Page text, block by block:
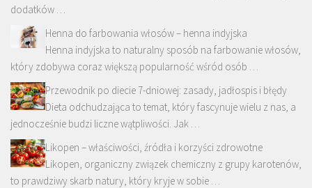
dodatków …
Henna do farbowania włosów – henna indyjska
Henna indyjska to naturalny sposób na farbowanie włosów,
który zdobywa coraz większą popularność wśród osób …
Przewodnik po diecie 7-dniowej: zasady, jadłospis i błędy
Dieta odchudzająca to temat, który fascynuje wielu z nas, a
jednocześnie budzi liczne wątpliwości. Jak …
Likopen – właściwości, źródła i korzyści zdrowotne
Likopen, organiczny związek chemiczny z grupy karotenów,
to prawdziwy skarb natury, który kryje w sobie …